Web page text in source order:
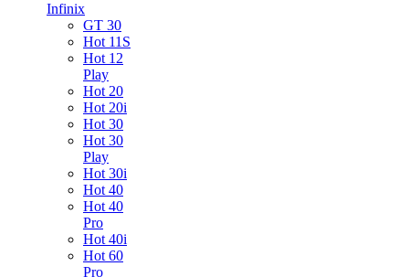
Infinix
GT 30
Hot 11S
Hot 12
Play
Hot 20
Hot 20i
Hot 30
Hot 30
Play
Hot 30i
Hot 40
Hot 40
Pro
Hot 40i
Hot 60
Pro